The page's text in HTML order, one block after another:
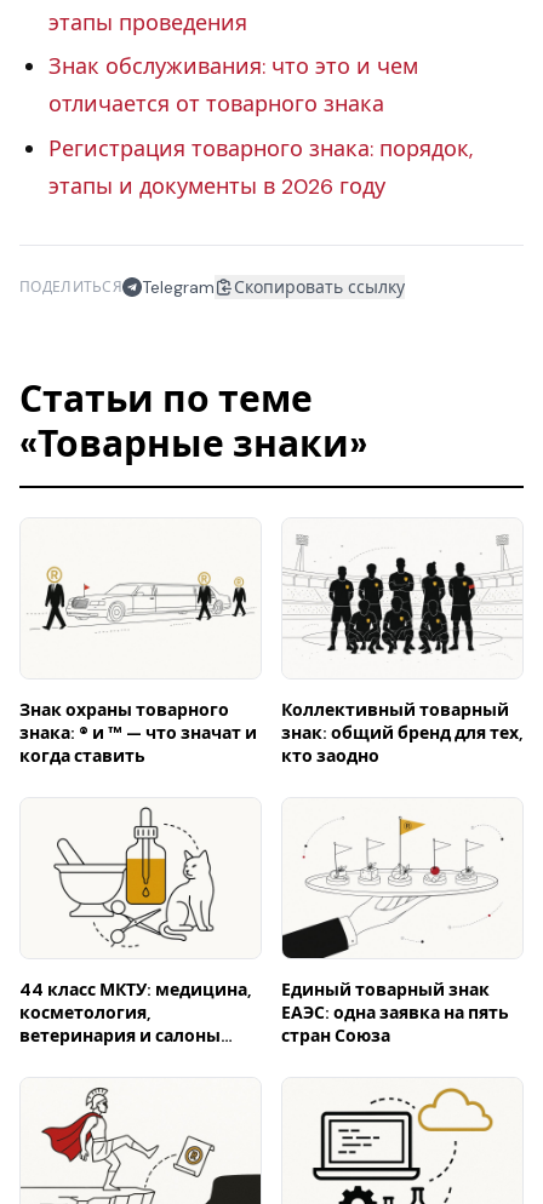
этапы проведения
Знак обслуживания: что это и чем
отличается от товарного знака
Регистрация товарного знака: порядок,
этапы и документы в 2026 году
ПОДЕЛИТЬСЯ Telegram Скопировать ссылку
Статьи по теме
«Товарные знаки»
Знак охраны товарного
знака: ® и ™ — что значат и
когда ставить
Коллективный товарный
знак: общий бренд для тех,
кто заодно
44 класс МКТУ: медицина,
косметология,
ветеринария и салоны
Единый товарный знак
ЕАЭС: одна заявка на пять
стран Союза